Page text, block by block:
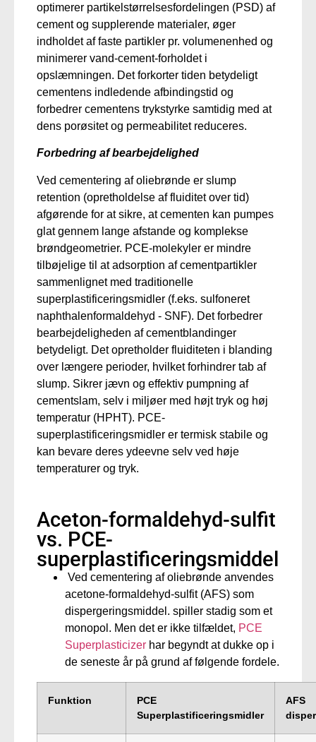
optimerer partikelstørrelsesfordelingen (PSD) af
cement og supplerende materialer, øger
indholdet af faste partikler pr. volumenenhed og
minimerer vand-cement-forholdet i
opslæmningen. Det forkorter tiden betydeligt
cementens indledende afbindingstid og
forbedrer cementens trykstyrke samtidig med at
dens porøsitet og permeabilitet reduceres.
Forbedring af bearbejdelighed
Ved cementering af oliebrønde er slump
retention (opretholdelse af fluiditet over tid)
afgørende for at sikre, at cementen kan pumpes
glat gennem lange afstande og komplekse
brøndgeometrier. PCE-molekyler er mindre
tilbøjelige til atadsorption afcementpartikler
sammenlignet med traditionelle
superplastificeringsmidler (f.eks. sulfoneret
naphthalenformaldehyd - SNF). Det forbedrer
bearbejdeligheden af cementblandinger
betydeligt. Det opretholder fluiditeten i blanding
over længere perioder, hvilket forhindrer tab af
slump. Sikrer jævn og effektiv pumpning af
cementslam, selv i miljøer med højt tryk og høj
temperatur (HPHT). PCE-
superplastificeringsmidler er termisk stabile og
kan bevare deres ydeevne selv ved høje
temperaturer og tryk.
Aceton-formaldehyd-sulfit
vs. PCE-
superplastificeringsmiddel
Ved cementering af oliebrønde anvendes
acetone-formaldehyd-sulfit (AFS) som
dispergeringsmiddel. spiller stadig som et
monopol. Men det er ikke tilfældet, PCE
Superplasticizer har begyndt at dukke op i
de seneste år på grund af følgende fordele.
Funktion
PCE
Superplastificeringsmidler
AFS